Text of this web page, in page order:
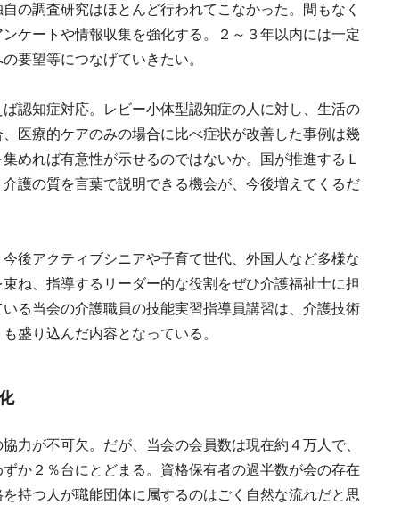
の調査研究はほとんど行われてこなかった。間もなく
ケートや情報収集を強化する。２～３年以内には一定
要望等につなげていきたい。
認知症対応。レビー小体型認知症の人に対し、生活の
医療的ケアのみの場合に比べ症状が改善した事例は幾
めれば有意性が示せるのではないか。国が推進するＬ
介護の質を言葉で説明できる機会が、今後増えてくるだ
後アクティブシニアや子育て世代、外国人など多様な
ね、指導するリーダー的な役割をぜひ介護福祉士に担
る当会の介護職員の技能実習指導員講習は、介護技術
盛り込んだ内容となっている。
力が不可欠。だが、当会の会員数は現在約４万人で、
か２％台にとどまる。資格保有者の過半数が会の存在
持つ人が職能団体に属するのはごく自然な流れだと思